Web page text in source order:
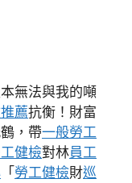
無法與我的噸
薦抗衡！財富
，帶一般勞工
健檢對林員工
「勞工健檢財巡